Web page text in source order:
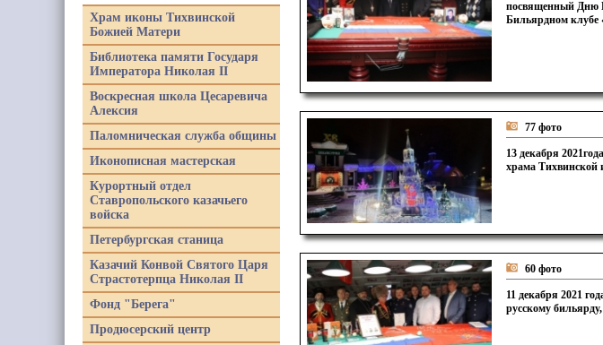
посвященный Дню
Бильярдном клубе
77 фото
13 декабря
храма Тихвинской
60 фото
11 декабря 2021
русскому
Храм иконы Тихвинской
Божией Матери
Библиотека памяти Государя
Императора Николая II
Воскресная школа Цесаревича
Алексия
Паломническая служба общины
Иконописная мастерская
Курортный отдел
Ставропольского казачьего
войска
Петербургская станица
Казачий Конвой Святого Царя
Страстотерпца Николая II
Фонд "Берега"
Продюсерский центр